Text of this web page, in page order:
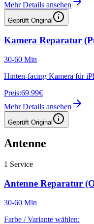
Mehr Details ansehen
Geprüft Original
Kamera Reparatur
30-60 Min
Hinten-facing Kamera für
Preis:69.99€
Mehr Details ansehen
Geprüft Original
Antenne
1 Service
Antenne Reparatur
30-60 Min
Farbe / Variante wählen: